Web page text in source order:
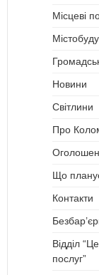
Місцеві
Новини
Світлини
Про
Що
Контакти
Відділ
послуг”